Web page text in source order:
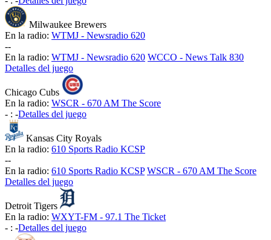
Milwaukee Brewers
En la radio: WTMJ - Newsradio 620
--
En la radio: WTMJ - Newsradio 620 WCCO - News Talk 830
Detalles del juego
Chicago Cubs
En la radio: WSCR - 670 AM The Score
- : -Detalles del juego
Kansas City Royals
En la radio: 610 Sports Radio KCSP
--
En la radio: 610 Sports Radio KCSP WSCR - 670 AM The Score
Detalles del juego
Detroit Tigers
En la radio: WXYT-FM - 97.1 The Ticket
- : -Detalles del juego